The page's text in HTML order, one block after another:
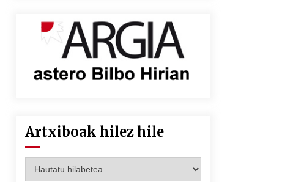
Artxiboak hilez hile
hilez